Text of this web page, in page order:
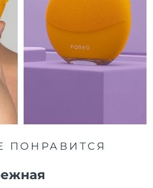
ПОНРАВИТСЯ
Ожидаемая дата доставки
8/13/26
Ожидаемая дата доставки
8/10/26
Ожидаемая дата доставки
Ожидаемая дата доставки